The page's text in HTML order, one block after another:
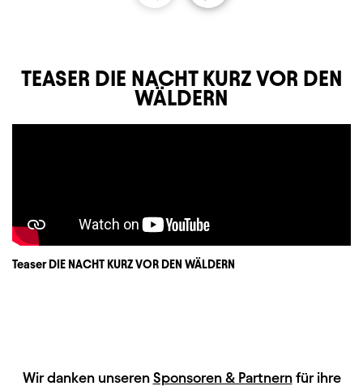
TEASER DIE NACHT KURZ VOR DEN
WÄLDERN
Teaser DIE NACHT KURZ VOR DEN WÄLDERN
HAUPTSPONSOREN
Wir danken unseren Sponsoren & Partnernfür ihre